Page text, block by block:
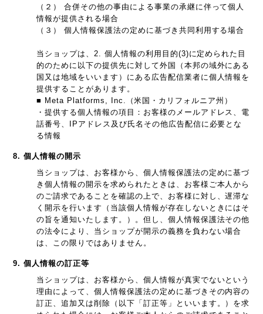
（２） 合併その他の事由による事業の承継に伴って個人
情報が提供される場合
（３） 個人情報保護法の定めに基づき共同利用する場合
当ショップは、2. 個人情報の利用目的(3)に定められた目
的のために以下の提供先に対して外国（本邦の域外にある
国又は地域をいいます）にある広告配信業者に個人情報を
提供することがあります。
■ Meta Platforms, Inc.（米国・カリフォルニア州）
・提供する個人情報の項目：お客様のメールアドレス、電
話番号、IPアドレス及び氏名その他広告配信に必要とな
る情報
8. 個人情報の開示
当ショップは、お客様から、個人情報保護法の定めに基づ
き個人情報の開示を求められたときは、お客様ご本人から
のご請求であることを確認の上で、お客様に対し、遅滞な
く開示を行います（当該個人情報が存在しないときにはそ
の旨を通知いたします。）。但し、個人情報保護法その他
の法令により、当ショップが開示の義務を負わない場合
は、この限りではありません。
9. 個人情報の訂正等
当ショップは、お客様から、個人情報が真実でないという
理由によって、個人情報保護法の定めに基づきその内容の
訂正、追加又は削除（以下「訂正等」といいます。）を求